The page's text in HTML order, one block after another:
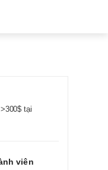
tại
viên